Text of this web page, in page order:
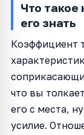
Что такое
его знать
Коэффициент
что вы
его с места,
усилие.